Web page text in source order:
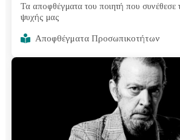
Τα αποφθέγματα του ποιητή που συνέθεσε
ψυχής μας
Αποφθέγματα Προσωπικοτήτων